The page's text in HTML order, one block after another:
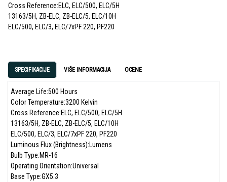
Cross Reference:ELC, ELC/500, ELC/5H
13163/5H, ZB-ELC, ZB-ELC/5, ELC/10H
ELC/500, ELC/3, ELC/7xPF 220, PF220
SPECIFIKACIJE VIŠE INFORMACIJA OCENE
Average Life:500 Hours
Color Temperature:3200 Kelvin
Cross Reference:ELC, ELC/500, ELC/5H
13163/5H, ZB-ELC, ZB-ELC/5, ELC/10H
ELC/500, ELC/3, ELC/7xPF 220, PF220
Luminous Flux (Brightness):Lumens
Bulb Type:MR-16
Operating Orientation:Universal
Base Type:GX5.3